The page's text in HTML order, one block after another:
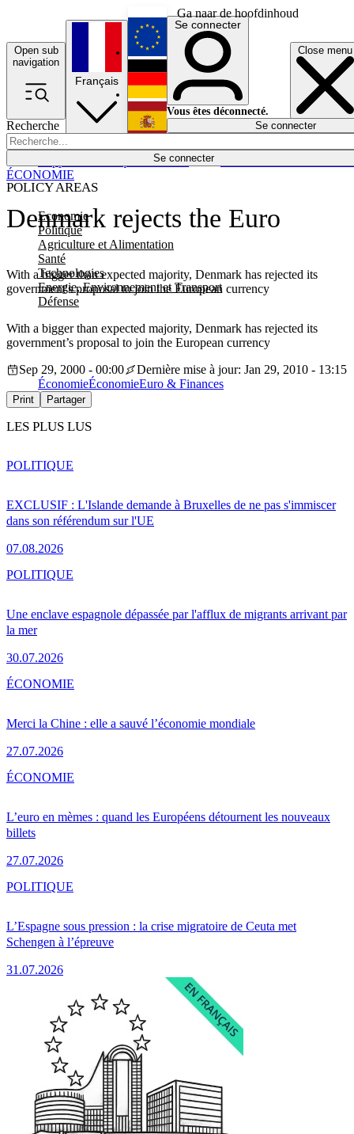
Ga naar de hoofdinhoud
Open sub
navigation
Close menu
Recherche
Se connecter
POLICY AREAS
Economie
Politique
Agriculture et Alimentation
Santé
Technologies
Energie, Environnement et Transport
Défense
Économie
Français
English
Deutsch
Español
Se connecter
Vous êtes déconnecté.
Se connecter
Denmark rejects the Euro
With a bigger than expected majority, Denmark has rejected its
government's proposal to join the European currency
ÉCONOMIE
With a bigger than expected majority, Denmark has rejected its
government’s proposal to join the European currency
Sep 29, 2000 - 00:00
Dernière mise à jour: Jan 29, 2010 - 13:15
ÉconomieÉconomieEuro & Finances
Print Partager
LES PLUS LUS
EXCLUSIF : L'Islande demande à Bruxelles de ne pas s'immiscer
dans son référendum sur l'UE
07.08.2026
POLITIQUE
Une enclave espagnole dépassée par l'afflux de migrants arrivant par
la mer
30.07.2026
POLITIQUE
Merci la Chine : elle a sauvé l’économie mondiale
27.07.2026
ÉCONOMIE
L’euro en mèmes : quand les Européens détournent les nouveaux
billets
27.07.2026
ÉCONOMIE
L’Espagne sous pression : la crise migratoire de Ceuta met
Schengen à l’épreuve
31.07.2026
POLITIQUE